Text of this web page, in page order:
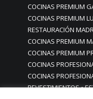
COCINAS PREMIUM
COCINAS PREMIUM
RESTAURACIÓN
COCINAS PREMIUM
COCINAS PREMIUM
COCINAS
COCINAS
REVESTIMIENTOS •